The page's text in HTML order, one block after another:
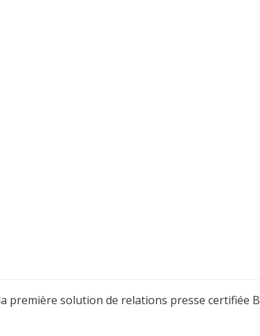
première solution de relations presse certifiée